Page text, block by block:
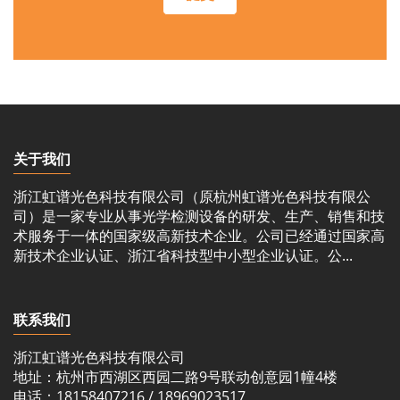
关于我们
浙江虹谱光色科技有限公司（原杭州虹谱光色科技有限公
司）是一家专业从事光学检测设备的研发、生产、销售和技
术服务于一体的国家级高新技术企业。公司已经通过国家高
新技术企业认证、浙江省科技型中小型企业认证。公...
联系我们
浙江虹谱光色科技有限公司
地址：杭州市西湖区西园二路9号联动创意园1幢4楼